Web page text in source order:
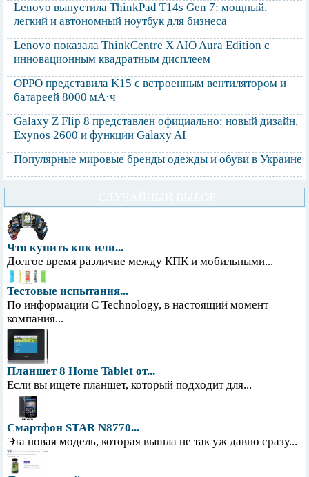
Lenovo выпустила ThinkPad T14s Gen 7: мощный,
легкий и автономный ноутбук для бизнеса
Lenovo показала ThinkCentre X AIO Aura Edition с
инновационным квадратным дисплеем
OPPO представила K15 с встроенным вентилятором и
батареей 8000 мА·ч
Galaxy Z Flip 8 представлен официально: новый дизайн,
Exynos 2600 и функции Galaxy AI
Популярные мировые бренды одежды и обуви в Украине
Что купить кпк или...
Долгое время различие между КПК и мобильными...
Тестовые испытания...
По информации С Technology, в настоящий момент
компания...
Планшет 8 Home Tablet от...
Если вы ищете планшет, который подходит для...
Смартфон STAR N8770...
Эта новая модель, которая вышла не так уж давно сразу...